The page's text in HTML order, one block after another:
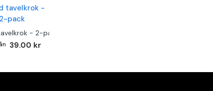
- 2-pack
39.00 kr